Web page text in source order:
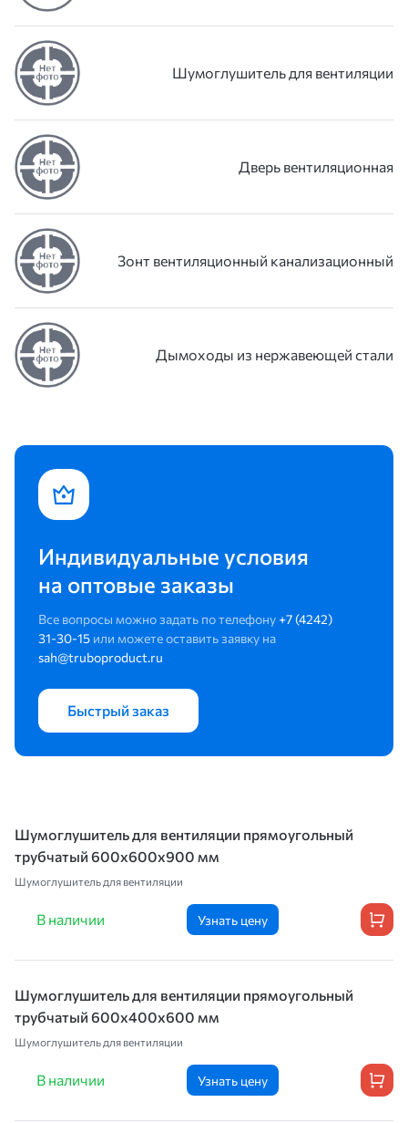
Шумоглушитель для вентиляции
Дверь вентиляционная
Зонт вентиляционный канализационный
Дымоходы из нержавеющей стали
Индивидуальные условия
на оптовые заказы
Все вопросы можно задать по телефону +7 (4242)
31-30-15 или можете оставить заявку на
sah@truboproduct.ru
Быстрый заказ
Шумоглушитель для вентиляции прямоугольный
трубчатый 600х600х900 мм
Шумоглушитель для вентиляции
В наличии Узнать цену
Шумоглушитель для вентиляции прямоугольный
трубчатый 600х400х600 мм
Шумоглушитель для вентиляции
В наличии Узнать цену